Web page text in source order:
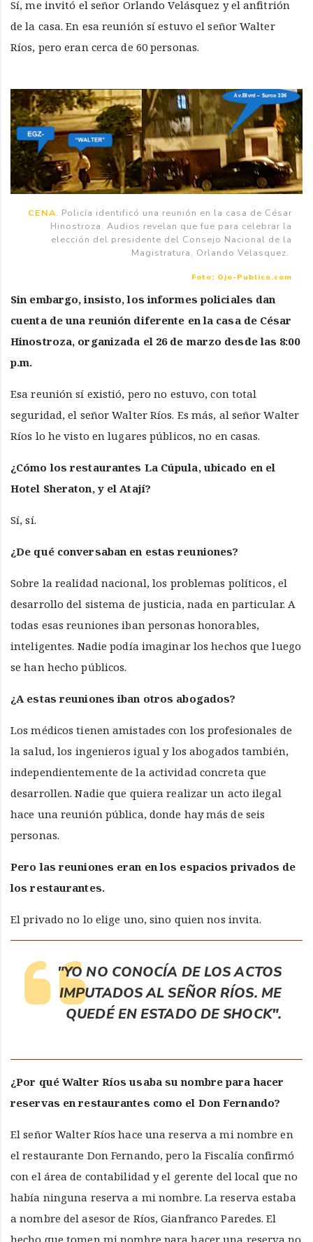
Sí, me invitó el señor Orlando Velásquez y el anfitrión
de la casa. En esa reunión sí estuvo el señor Walter
Ríos, pero eran cerca de 60 personas.
CENA. Policía identificó una reunión en la casa de César
Hinostroza. Audios revelan que fue para celebrar la
elección del presidente del Consejo Nacional de la
Magistratura, Orlando Velasquez.
Foto: Ojo-Publico.com
Sin embargo, insisto, los informes policiales dan
cuenta de una reunión diferente en la casa de César
Hinostroza, organizada el 26 de marzo desde las 8:00
p.m.
Esa reunión sí existió, pero no estuvo, con total
seguridad, el señor Walter Ríos. Es más, al señor Walter
Ríos lo he visto en lugares públicos, no en casas.
¿Cómo los restaurantes La Cúpula, ubicado en el
Hotel Sheraton, y el Atají?
Sí, sí.
¿De qué conversaban en estas reuniones?
Sobre la realidad nacional, los problemas políticos, el
desarrollo del sistema de justicia, nada en particular. A
todas esas reuniones iban personas honorables,
inteligentes. Nadie podía imaginar los hechos que luego
se han hecho públicos.
¿A estas reuniones iban otros abogados?
Los médicos tienen amistades con los profesionales de
la salud, los ingenieros igual y los abogados también,
independientemente de la actividad concreta que
desarrollen. Nadie que quiera realizar un acto ilegal
hace una reunión pública, donde hay más de seis
personas.
Pero las reuniones eran en los espacios privados de
los restaurantes.
El privado no lo elige uno, sino quien nos invita.
"YO NO CONOCÍA DE LOS ACTOS
IMPUTADOS AL SEÑOR RÍOS. ME
QUEDÉ EN ESTADO DE SHOCK".
¿Por qué Walter Ríos usaba su nombre para hacer
reservas en restaurantes como el Don Fernando?
El señor Walter Ríos hace una reserva a mi nombre en
el restaurante Don Fernando, pero la Fiscalía confirmó
con el área de contabilidad y el gerente del local que no
había ninguna reserva a mi nombre. La reserva estaba
a nombre del asesor de Ríos, Gianfranco Paredes. El
hecho que tomen mi nombre para hacer una reserva no